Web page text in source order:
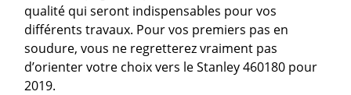
qualité qui seront indispensables pour vos
différents travaux. Pour vos premiers pas en
soudure, vous ne regretterez vraiment pas
d’orienter votre choix vers le Stanley 460180 pour
2019.